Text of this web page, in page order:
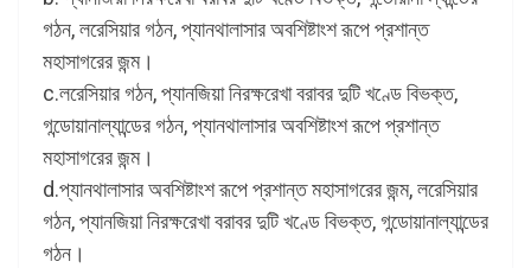
গঠন, লরেসিয়ার গঠন, প্যানথালাসার অবশিষ্টাংশ রূপে প্রশান্ত
মহাসাগরের জন্ম।
c.লরেসিয়ার গঠন, প্যানজিয়া নিরক্ষরেখা বরাবর দুটি খণ্ডে বিভক্ত,
গন্ডোয়ানাল্যান্ডের গঠন, প্যানথালাসার অবশিষ্টাংশ রূপে প্রশান্ত
মহাসাগরের জন্ম।
d.প্যানথালাসার অবশিষ্টাংশ রূপে প্রশান্ত মহাসাগরের জন্ম, লরেসিয়ার
গঠন, প্যানজিয়া নিরক্ষরেখা বরাবর দুটি খণ্ডে বিভক্ত, গন্ডোয়ানাল্যান্ডের
গঠন।